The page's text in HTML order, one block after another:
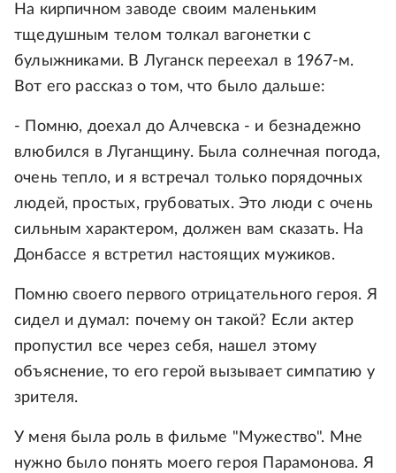
На кирпичном заводе своим маленьким
тщедушным телом толкал вагонетки с
булыжниками. В Луганск переехал в 1967-м.
Вот его рассказ о том, что было дальше:
- Помню, доехал до Алчевска - и безнадежно
влюбился в Луганщину. Была солнечная погода,
очень тепло, и я встречал только порядочных
людей, простых, грубоватых. Это люди с очень
сильным характером, должен вам сказать. На
Донбассе я встретил настоящих мужиков.
Помню своего первого отрицательного героя. Я
сидел и думал: почему он такой? Если актер
пропустил все через себя, нашел этому
объяснение, то его герой вызывает симпатию у
зрителя.
У меня была роль в фильме "Мужество". Мне
нужно было понять моего героя Парамонова. Я